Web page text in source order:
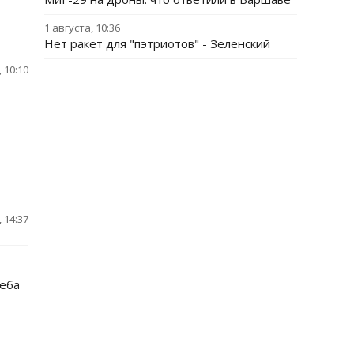
10:10
14:37
1 августа, 10:36
Нет ракет для "пэтриотов" - Зеленский